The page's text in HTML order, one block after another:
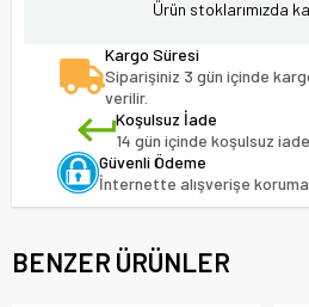
Ürün stoklarımızda
Kargo Süresi
Siparişiniz 3 gün içinde
verilir.
Koşulsuz İade
14 gün içinde koşulsuz iade
Güvenli Ödeme
İnternette alışverişe
BENZER ÜRÜNLER